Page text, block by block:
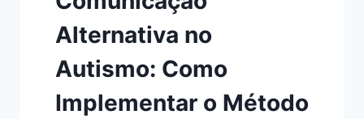
Alternativa no
Autismo: Como
Implementar o Método